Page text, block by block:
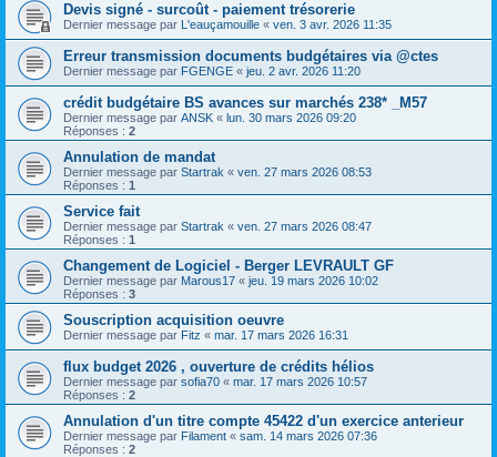
Devis signé - surcoût - paiement trésorerie
Dernier message par L'eauçamouille « ven. 3 avr. 2026 11:35
Erreur transmission documents budgétaires via @ctes
Dernier message par FGENGE « jeu. 2 avr. 2026 11:20
crédit budgétaire BS avances sur marchés 238* _M57
Dernier message par ANSK « lun. 30 mars 2026 09:20
Réponses : 2
Annulation de mandat
Dernier message par Startrak « ven. 27 mars 2026 08:53
Réponses : 1
Service fait
Dernier message par Startrak « ven. 27 mars 2026 08:47
Réponses : 1
Changement de Logiciel - Berger LEVRAULT GF
Dernier message par Marous17 « jeu. 19 mars 2026 10:02
Réponses : 3
Souscription acquisition oeuvre
Dernier message par Fitz « mar. 17 mars 2026 16:31
flux budget 2026 , ouverture de crédits hélios
Dernier message par sofia70 « mar. 17 mars 2026 10:57
Réponses : 2
Annulation d'un titre compte 45422 d'un exercice anterieur
Dernier message par Filament « sam. 14 mars 2026 07:36
Réponses : 2